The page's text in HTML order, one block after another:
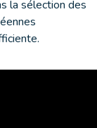
la sélection des